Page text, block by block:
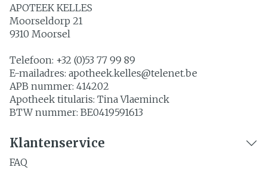
APOTEEK KELLES
Moorseldorp 21
9310 Moorsel
Telefoon: +32 (0)53 77 99 89
E-mailadres: apotheek.kelles@telenet.be
APB nummer: 414202
Apotheek titularis: Tina Vlaeminck
BTW nummer: BE0419591613
Klantenservice
FAQ